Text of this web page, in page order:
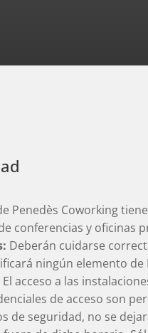
Penedès Coworking
conferencias y oficinas
Deberán cuidarse
ningún elemento
El acceso a las
de acceso son
de seguridad, no se